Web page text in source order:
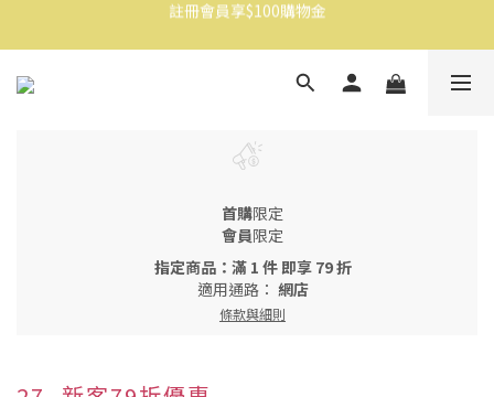
消費滿$1500免運
消費滿$1500免運
首購限定
會員限定
指定商品：滿 1 件 即享 79 折
適用通路： 網店
條款與細則